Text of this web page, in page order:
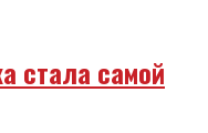
стала самой